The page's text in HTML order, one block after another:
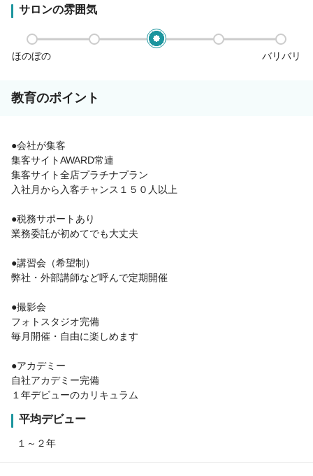
サロンの雰囲気
ほのぼの バリバリ
教育のポイント
●会社が集客
集客サイトAWARD常連
集客サイト全店プラチナプラン
入社月から入客チャンス１５０人以上
●税務サポートあり
業務委託が初めてでも大丈夫
●講習会（希望制）
弊社・外部講師など呼んで定期開催
●撮影会
フォトスタジオ完備
毎月開催・自由に楽しめます
●アカデミー
自社アカデミー完備
１年デビューのカリキュラム
平均デビュー
１～２年